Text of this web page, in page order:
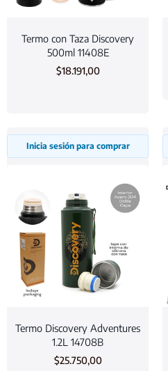
Termo con Taza Discovery
500ml 11408E
$18.191,00
Inicia sesión para comprar
Termo Discovery Adventures
1.2L 14708B
$25.750,00